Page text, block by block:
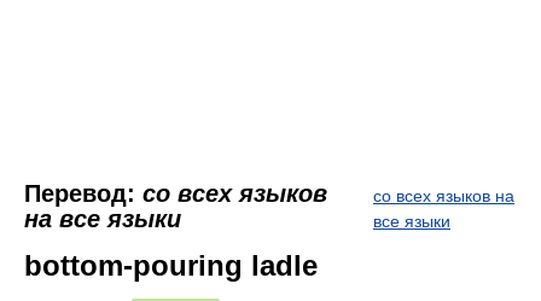
Перевод: со всех языков
на все языки
со всех языков на
все языки
bottom-pouring ladle